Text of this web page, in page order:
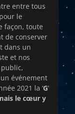
entre tous
le
façon, toute
de conserver
dans un
et nos
événement
2021 la ‘G’
le cœur y